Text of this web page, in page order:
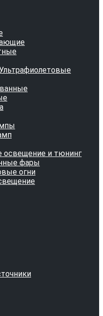
освещение и тюнинг
фары
огни